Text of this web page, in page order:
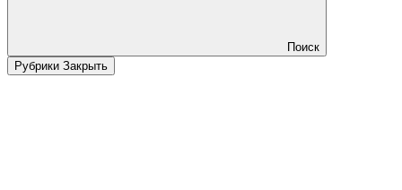
Поиск
Рубрики Закрыть